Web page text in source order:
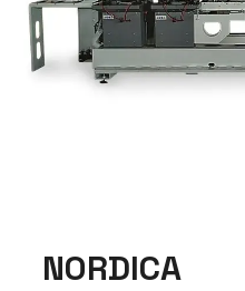
NORDICA